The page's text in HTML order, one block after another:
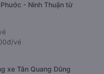
- Ninh Thuận từ
vé
xe Tân Quang Dũng